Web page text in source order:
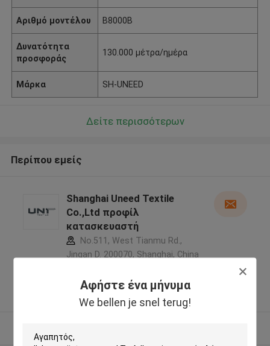
Αφήστε ένα μήνυμα
We bellen je snel terug!
Αριθμό μοντέλου B8000B
Δυνατότητα
προσφοράς
130.000 μέτρα/ημέρα
Μάρκα SH-UNEED
Δείτε περισσότερων
Περίπου εμείς
Shanghai Uneed Textile
Co.,Ltd προφίλ
κατασκευαστή
No.511, West Tianmu Rd.,
Jingan D. 200070, Shanghai, China
5.0
Ελεγχμένος προμηθευτής